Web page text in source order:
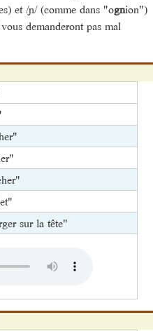
et /ɲ/ (comme dans "ognion")
demanderont pas mal
sur la tête"